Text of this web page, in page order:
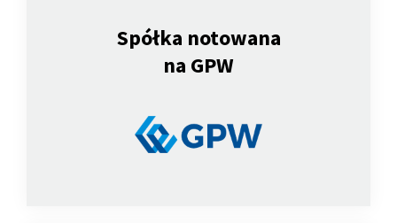
Spółka notowana
na GPW